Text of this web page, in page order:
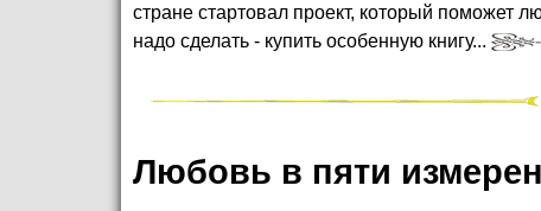
стране стартовал проект, который поможет
надо сделать - купить особенную книгу...
Любовь в пяти